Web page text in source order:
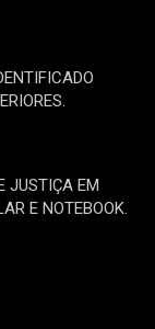
JUSTIÇA EM
E NOTEBOOK.